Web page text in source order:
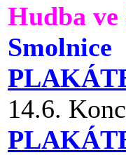
Hudba
Smolnice
14.6.